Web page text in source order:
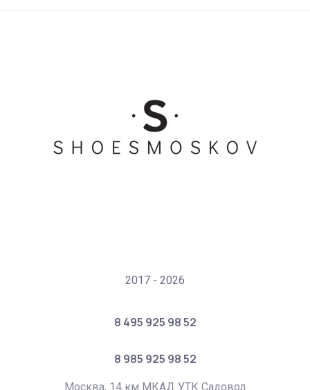
2017 - 2026
8 495 925 98 52
8 985 925 98 52
Москва, 14 км МКАД УТК Садовод